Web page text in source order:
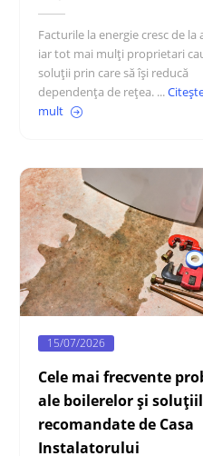
Facturile la energie cresc de la
iar tot mai mulți proprietari
soluții prin care să își reducă
dependența de rețea. ...
mult
15/07/2026
Cele mai frecvente
ale boilerelor și
recomandate de Casa
Instalatorului